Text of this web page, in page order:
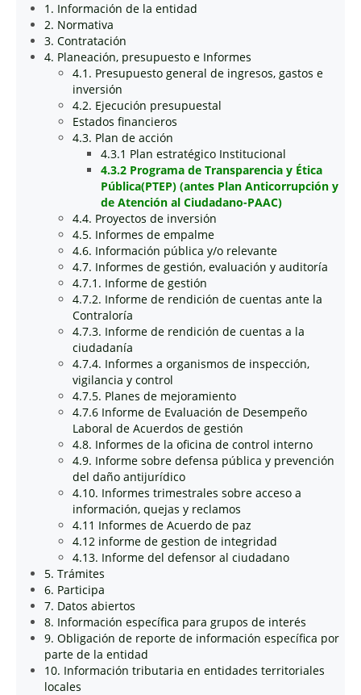
1. Información de la entidad
2. Normativa
3. Contratación
4. Planeación, presupuesto e Informes
4.1. Presupuesto general de ingresos, gastos e
inversión
4.2. Ejecución presupuestal
Estados financieros
4.3. Plan de acción
4.3.1 Plan estratégico Institucional
4.3.2 Programa de Transparencia y Ética
Pública(PTEP) (antes Plan Anticorrupción y
de Atención al Ciudadano-PAAC)
4.4. Proyectos de inversión
4.5. Informes de empalme
4.6. Información pública y/o relevante
4.7. Informes de gestión, evaluación y auditoría
4.7.1. Informe de gestión
4.7.2. Informe de rendición de cuentas ante la
Contraloría
4.7.3. Informe de rendición de cuentas a la
ciudadanía
4.7.4. Informes a organismos de inspección,
vigilancia y control
4.7.5. Planes de mejoramiento
4.7.6 Informe de Evaluación de Desempeño
Laboral de Acuerdos de gestión
4.8. Informes de la oficina de control interno
4.9. Informe sobre defensa pública y prevención
del daño antijurídico
4.10. Informes trimestrales sobre acceso a
información, quejas y reclamos
4.11 Informes de Acuerdo de paz
4.12 informe de gestion de integridad
4.13. Informe del defensor al ciudadano
5. Trámites
6. Participa
7. Datos abiertos
8. Información específica para grupos de interés
9. Obligación de reporte de información específica por
parte de la entidad
10. Información tributaria en entidades territoriales
locales